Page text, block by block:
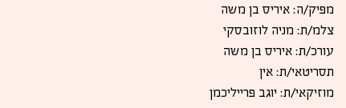
מפיק/ה: איריס בן משה
צלמ/ת: מניה לוזובסקי
עורכ/ת: איריס בן משה
תסריטאי/ת: אין
מוזיקאי/ת: יוגב פרייליכמן